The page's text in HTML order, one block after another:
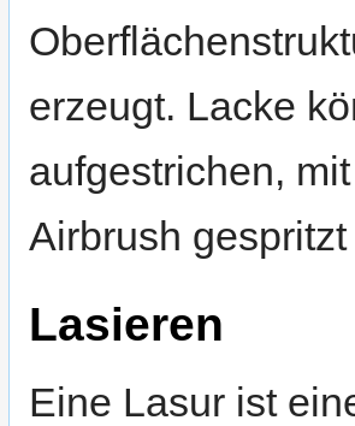
erzeugt. Lacke
aufgestrichen,
Airbrush
Lasieren
Eine Lasur ist